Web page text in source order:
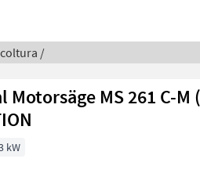
/
Motorsäge MS 261 C-M
kW